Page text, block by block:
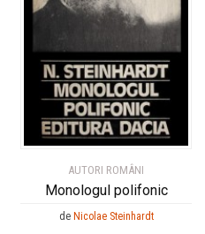
AUTORI ROMÂNI
Monologul polifonic
de Nicolae Steinhardt